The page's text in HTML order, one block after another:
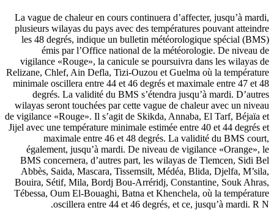
La vague de chaleur en cours continuera d’affecter, jusqu’à mardi,
plusieurs wilayas du pays avec des températures pouvant atteindre
les 48 degrés, indique un bulletin météorologique spécial (BMS)
émis par l’Office national de la météorologie. De niveau de
vigilance «Rouge», la canicule se poursuivra dans les wilayas de
Relizane, Chlef, Ain Defla, Tizi-Ouzou et Guelma où la température
minimale oscillera entre 44 et 46 degrés et maximale entre 47 et 48
degrés. La validité du BMS s’étendra jusqu’à mardi. D’autres
wilayas seront touchées par cette vague de chaleur avec un niveau
de vigilance «Rouge». Il s’agit de Skikda, Annaba, El Tarf, Béjaïa et
Jijel avec une température minimale estimée entre 40 et 44 degrés et
maximale entre 46 et 48 degrés. La validité du BMS court,
également, jusqu’à mardi. De niveau de vigilance «Orange», le
BMS concernera, d’autres part, les wilayas de Tlemcen, Sidi Bel
Abbès, Saida, Mascara, Tissemsilt, Médéa, Blida, Djelfa, M’sila,
Bouira, Sétif, Mila, Bordj Bou-Arréridj, Constantine, Souk Ahras,
Tébessa, Oum El-Bouaghi, Batna et Khenchela, où la température
oscillera entre 44 et 46 degrés, et ce, jusqu’à mardi. R N.